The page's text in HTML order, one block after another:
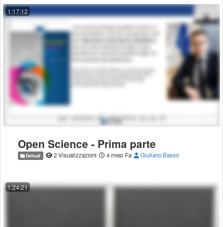
1:17:12
Open Science - Prima parte
Default 2 Visualizzazioni 4 mesi Fa Giuliano Basso
1:24:21